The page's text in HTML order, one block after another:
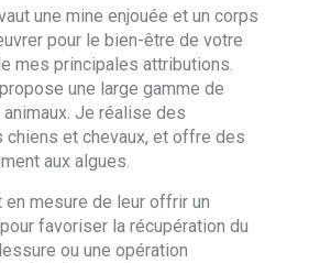
une mine enjouée et un corps
pour le bien-être de votre
mes principales attributions.
une large gamme de
Je réalise des
et chevaux, et offre des
aux algues.
mesure de leur offrir un
favoriser la récupération du
ou une opération